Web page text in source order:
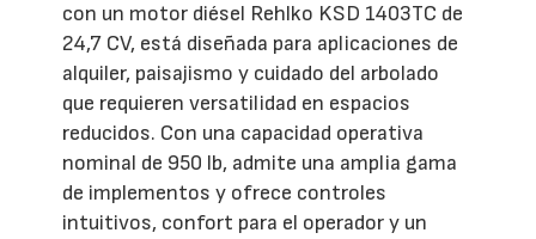
con un motor diésel Rehlko KSD 1403TC de
24,7 CV, está diseñada para aplicaciones de
alquiler, paisajismo y cuidado del arbolado
que requieren versatilidad en espacios
reducidos. Con una capacidad operativa
nominal de 950 lb, admite una amplia gama
de implementos y ofrece controles
intuitivos, confort para el operador y un